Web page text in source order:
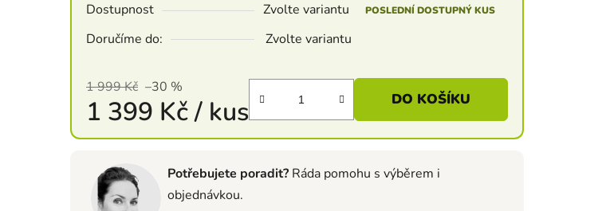
Dostupnost Zvolte variantu POSLEDNÍ DOSTUPNÝ KUS
Doručíme do: Zvolte variantu
1 999 Kč –30 %
1 399 Kč/ kus
Měrná cena:
DO KOŠÍKU
Potřebujete poradit? Ráda pomohu s výběrem i
objednávkou.